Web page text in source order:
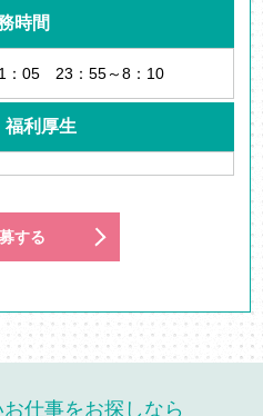
時間
：05 23：55～8：10
福利厚生
する
仕事をお探しなら